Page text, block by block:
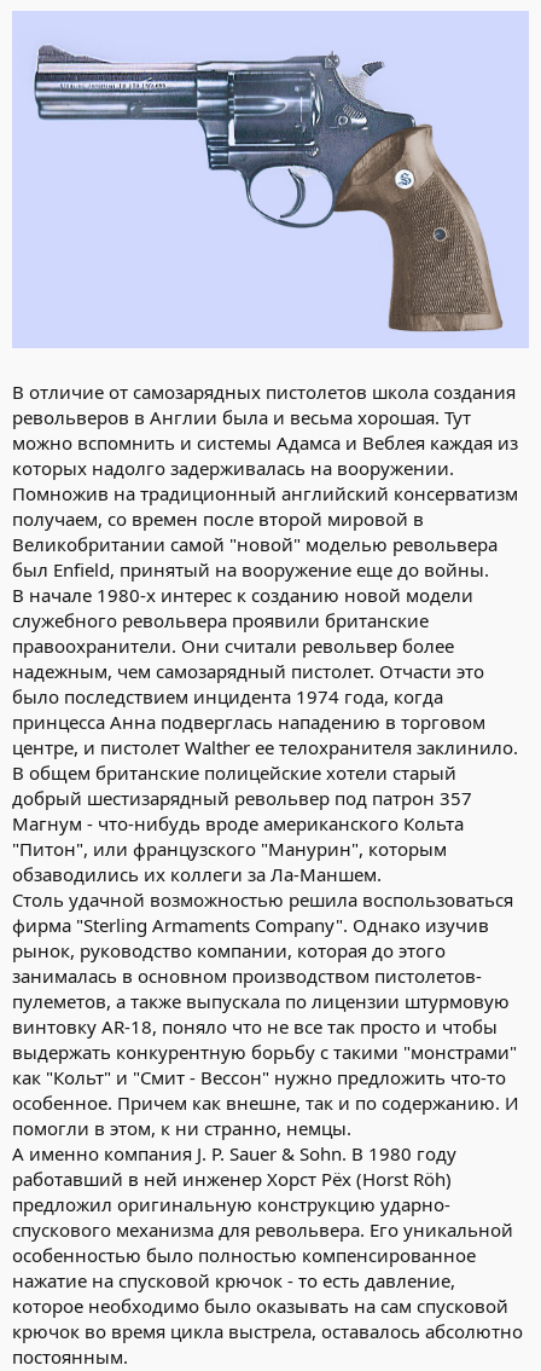
В отличие от самозарядных пистолетов школа создания
револьверов в Англии была и весьма хорошая. Тут
можно вспомнить и системы Адамса и Веблея каждая из
которых надолго задерживалась на вооружении.
Помножив на традиционный английский консерватизм
получаем, со времен после второй мировой в
Великобритании самой "новой" моделью револьвера
был Enfield, принятый на вооружение еще до войны.
В начале 1980-х интерес к созданию новой модели
служебного револьвера проявили британские
правоохранители. Они считали револьвер более
надежным, чем самозарядный пистолет. Отчасти это
было последствием инцидента 1974 года, когда
принцесса Анна подверглась нападению в торговом
центре, и пистолет Walther ее телохранителя заклинило.
В общем британские полицейские хотели старый
добрый шестизарядный револьвер под патрон 357
Магнум - что-нибудь вроде американского Кольта
"Питон", или французского "Манурин", которым
обзаводились их коллеги за Ла-Маншем.
Столь удачной возможностью решила воспользоваться
фирма "Sterling Armaments Company". Однако изучив
рынок, руководство компании, которая до этого
занималась в основном производством пистолетов-
пулеметов, а также выпускала по лицензии штурмовую
винтовку АR-18, поняло что не все так просто и чтобы
выдержать конкурентную борьбу с такими "монстрами"
как "Кольт" и "Смит - Вессон" нужно предложить что-то
особенное. Причем как внешне, так и по содержанию. И
помогли в этом, к ни странно, немцы.
А именно компания J. P. Sauer & Sohn. В 1980 году
работавший в ней инженер Хорст Рёх (Horst Röh)
предложил оригинальную конструкцию ударно-
спускового механизма для револьвера. Его уникальной
особенностью было полностью компенсированное
нажатие на спусковой крючок - то есть давление,
которое необходимо было оказывать на сам спусковой
крючок во время цикла выстрела, оставалось абсолютно
постоянным.